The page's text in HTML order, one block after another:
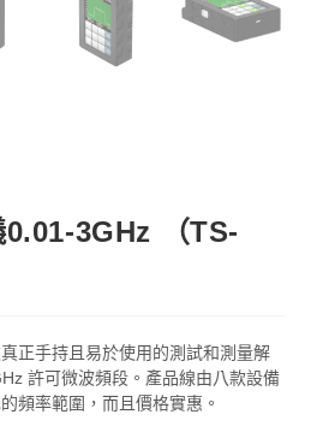
3GHz （TS-
正手持且易於使用的測試和測量解
許可微波頻段。產品線由八款設備
頻率範圍，而且價格實惠。